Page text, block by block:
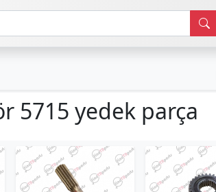
5715 yedek parça